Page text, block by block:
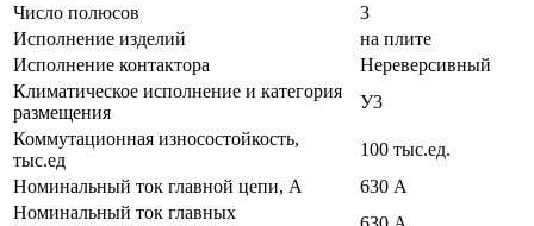
Число полюсов
3
Исполнение изделий
на плите
Исполнение контактора
Нереверсивный
Климатическое исполнение и категория
размещения
У3
Коммутационная износостойкость,
тыс.ед
100 тыс.ед.
Номинальный ток главной цепи, А
630 А
Номинальный ток главных